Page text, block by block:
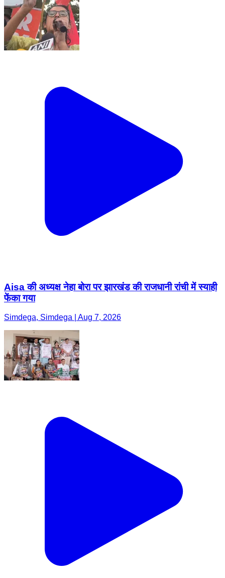
Aisa की अध्यक्ष नेहा बोरा पर झारखंड की राजधानी रांची में स्याही
फेंका गया
Simdega, Simdega | Aug 7, 2026